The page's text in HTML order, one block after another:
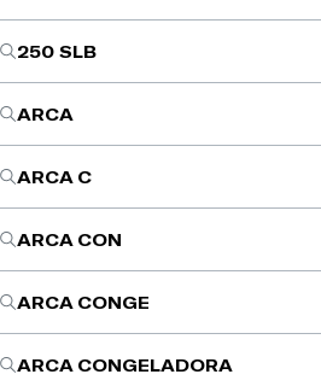
250 SLB
ARCA
ARCA C
ARCA CON
ARCA CONGE
ARCA CONGELADORA